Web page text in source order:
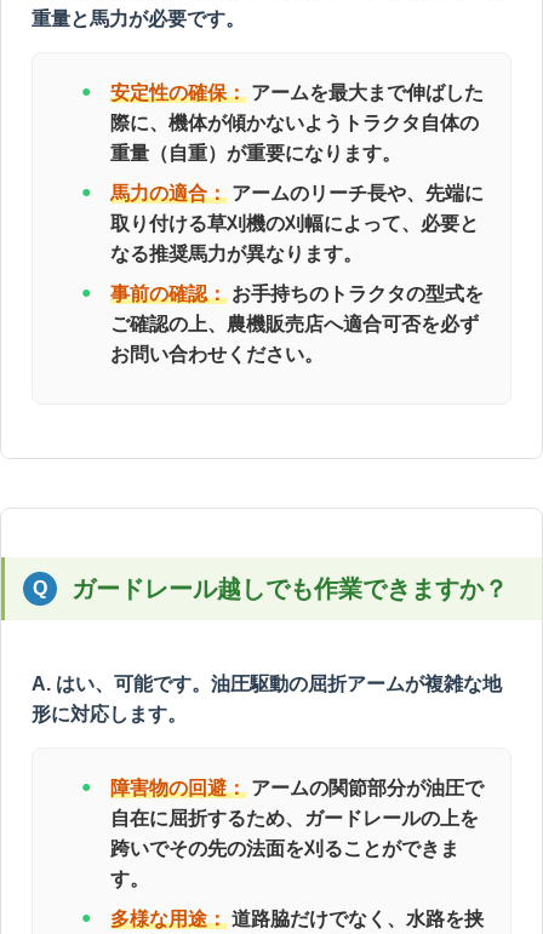
重量と馬力が必要です。
安定性の確保： アームを最大まで伸ばした
際に、機体が傾かないようトラクタ自体の
重量（自重）が重要になります。
馬力の適合： アームのリーチ長や、先端に
取り付ける草刈機の刈幅によって、必要と
なる推奨馬力が異なります。
事前の確認： お手持ちのトラクタの型式を
ご確認の上、農機販売店へ適合可否を必ず
お問い合わせください。
ガードレール越しでも作業できますか？
A. はい、可能です。油圧駆動の屈折アームが複雑な地
形に対応します。
障害物の回避： アームの関節部分が油圧で
自在に屈折するため、ガードレールの上を
跨いでその先の法面を刈ることができま
す。
多様な用途： 道路脇だけでなく、水路を挟